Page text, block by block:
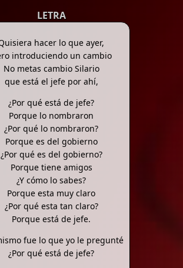
LETRA
hacer lo que ayer,
introduciendo un cambio
No metas cambio Silario
que está el jefe por ahí,
¿Por qué está de jefe?
Porque lo nombraron
¿Por qué lo nombraron?
Porque es del gobierno
¿Por qué es del gobierno?
Porque tiene amigos
¿Y cómo lo sabes?
Porque esta muy claro
¿Por qué esta tan claro?
Porque está de jefe.
fue lo que yo le pregunté
¿Por qué está de jefe?